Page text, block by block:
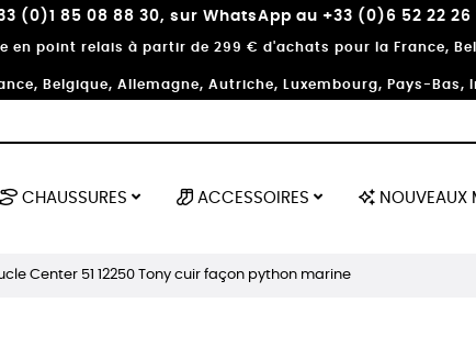
(0)1 85 08 88 30, sur WhatsApp au +33 (0)6 52 22
en point relais à partir de 299 € d'achats pour la France,
Belgique, Allemagne, Autriche, Luxembourg, Pays-Bas,
CHAUSSURES ACCESSOIRES NOUVEAUX
Center 51 12250 Tony cuir façon python marine